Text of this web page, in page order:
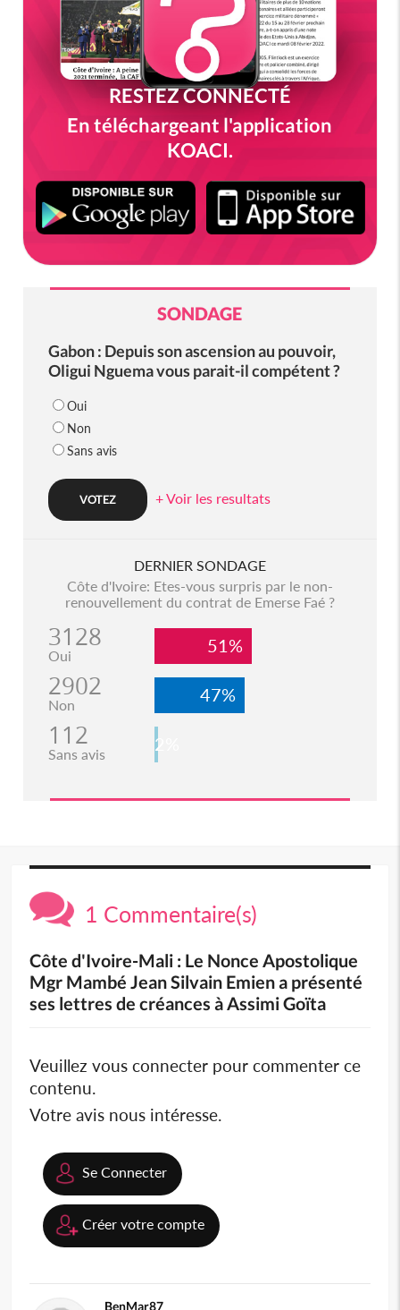
RESTEZ CONNECTÉ
En téléchargeant l'application
KOACI.
SONDAGE
Gabon : Depuis son ascension au pouvoir,
Oligui Nguema vous parait-il compétent ?
Oui
Non
Sans avis
+ Voir les resultats
DERNIER SONDAGE
Côte d'Ivoire: Etes-vous surpris par le non-
renouvellement du contrat de Emerse Faé ?
3128
Oui 51%
2902
Non 47%
112
Sans avis 2%
1 Commentaire(s)
Côte d'Ivoire-Mali : Le Nonce Apostolique
Mgr Mambé Jean Silvain Emien a présenté
ses lettres de créances à Assimi Goïta
Veuillez vous connecter pour commenter ce
contenu.
Votre avis nous intéresse.
Se Connecter
Créer votre compte
BenMar87